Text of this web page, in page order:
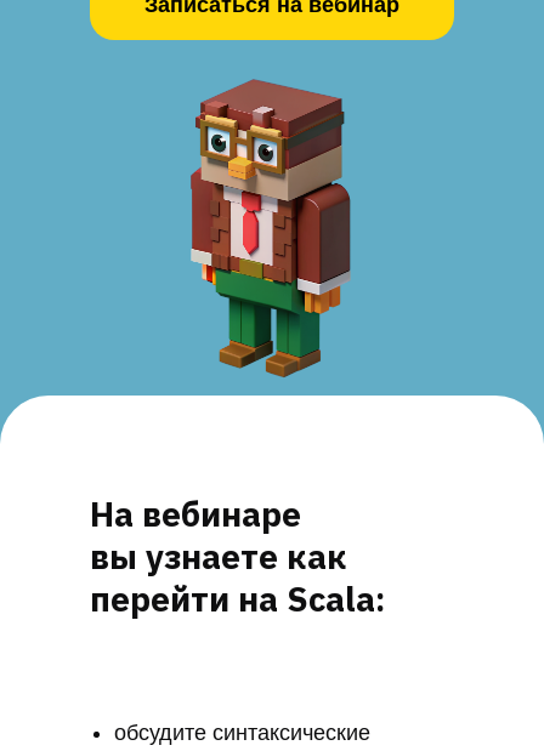
Записаться на вебинар
обсудите синтаксические
На вебинаре
вы узнаете как
перейти на Scala: